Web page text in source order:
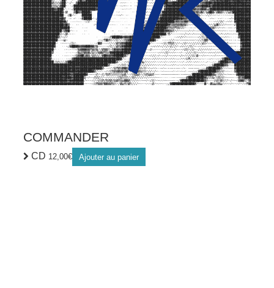
COMMANDER
CD 12,00€ Ajouter au panier